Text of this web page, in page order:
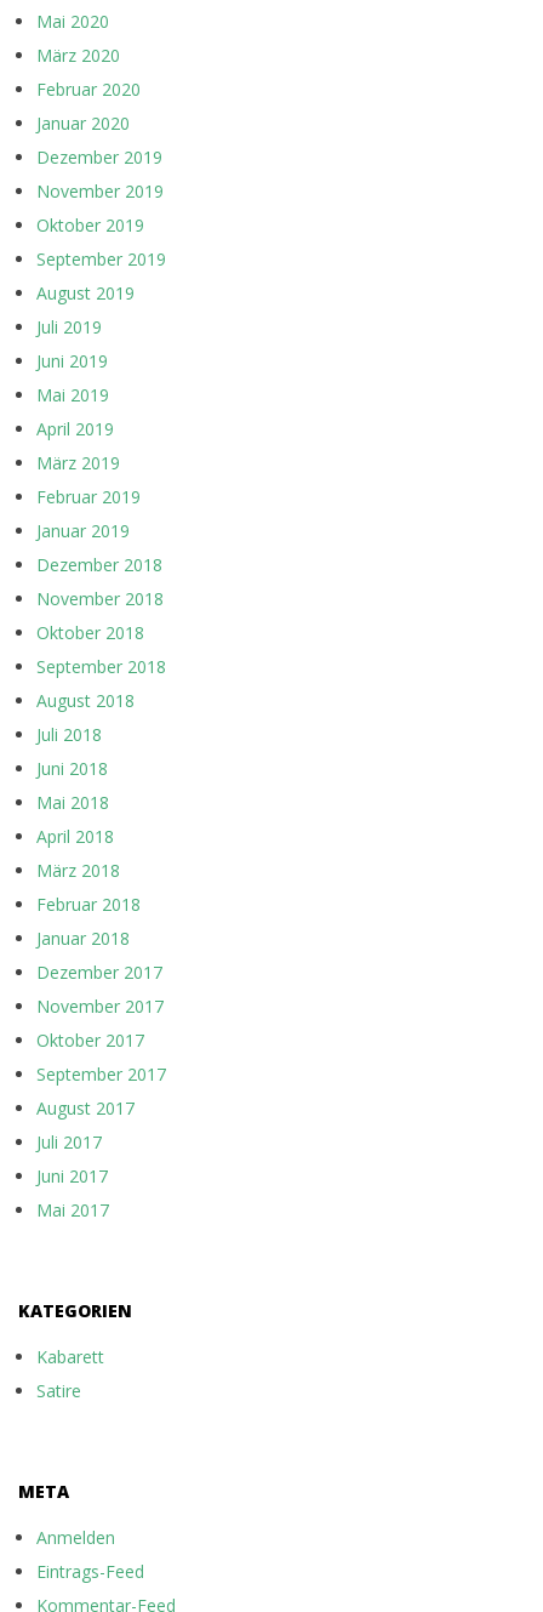
Mai 2020
März 2020
Februar 2020
Januar 2020
Dezember 2019
November 2019
Oktober 2019
September 2019
August 2019
Juli 2019
Juni 2019
Mai 2019
April 2019
März 2019
Februar 2019
Januar 2019
Dezember 2018
November 2018
Oktober 2018
September 2018
August 2018
Juli 2018
Juni 2018
Mai 2018
April 2018
März 2018
Februar 2018
Januar 2018
Dezember 2017
November 2017
Oktober 2017
September 2017
August 2017
Juli 2017
Juni 2017
Mai 2017
KATEGORIEN
Kabarett
Satire
META
Anmelden
Eintrags-Feed
Kommentar-Feed